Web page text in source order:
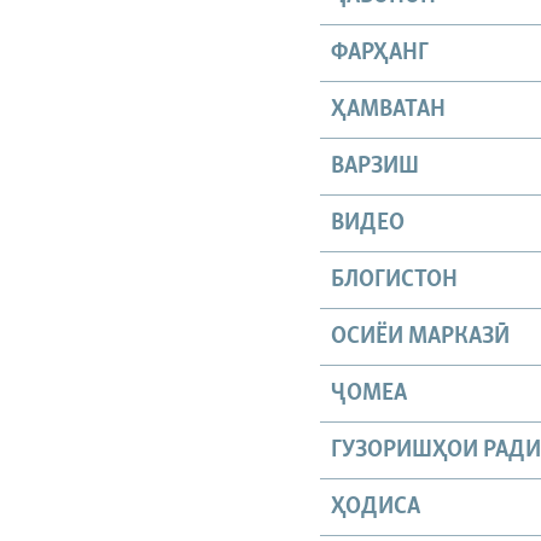
ФАРҲАНГ
ҲАМВАТАН
ВАРЗИШ
ВИДЕО
БЛОГИСТОН
ОСИЁИ МАРКАЗӢ
ҶОМEА
ГУЗОРИШҲОИ
ҲОДИСА